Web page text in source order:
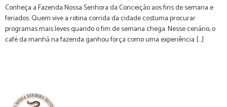
Conheça a Fazenda Nossa Senhora da Conceição aos fins de semana e
feriados. Quem vive a rotina corrida da cidade costuma procurar
programas mais leves quando o fim de semana chega. Nesse cenário, o
café da manhã na fazenda ganhou força como uma experiência […]